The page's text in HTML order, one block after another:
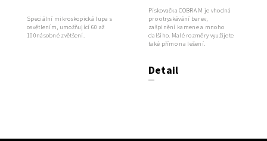
Speciální mikroskopická lupa s
osvětlením, umožňující 60 až
100násobné zvětšení.
Detail
Pískovačka COBRA M je vhodná
pro otryskávání barev,
zašpinění kamene a mnoho
dalšího. Malé rozměry využijete
také přímo na lešení.